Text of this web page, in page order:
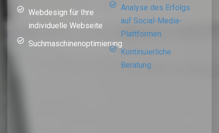
Webdesign für Ihre
individuelle Webseite
Suchmaschinenoptimierung
Analyse des Erfolgs
auf Social-Media-
Plattformen
Kontinuierliche
Beratung